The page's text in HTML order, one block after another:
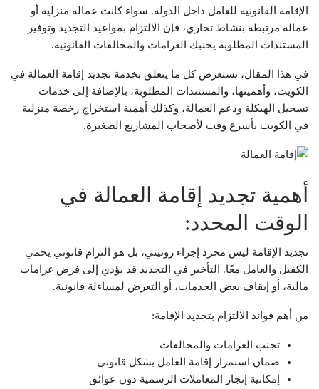
الإقامة القانونية للعامل داخل الدولة. سواء كانت عمالة منزلية أو
عمالة مرتبطة بنشاط تجاري، فإن الالتزام بمواعيد التجديد وتوفير
المستندات المطلوبة يجنبك الغرامات والمخالفات القانونية.
في هذا المقال، نستعرض كل ما يتعلق بخدمة تجديد إقامة العمالة في
الكويت، وأهميتها، والمستندات المطلوبة، بالإضافة إلى خدمات
تسجيل الهيكلة ودعم العمالة، وكذلك أهمية استخراج رخصة منزلية
في الكويت بأسرع وقت لأصحاب المشاريع الصغيرة.
أهمية تجديد إقامة العمالة في
الوقت المحدد:
تجديد الإقامة ليس مجرد إجراء روتيني، بل هو التزام قانوني يحمي
الكفيل والعامل معًا. التأخير في التجديد قد يؤدي إلى فرض غرامات
مالية، أو إيقاف بعض الخدمات، أو التعرض لمساءلة قانونية.
من أهم فوائد الالتزام بتجديد الإقامة:
تجنب الغرامات والمخالفات
ضمان استمرار إقامة العامل بشكل قانوني
إمكانية إنجاز المعاملات الرسمية دون عوائق